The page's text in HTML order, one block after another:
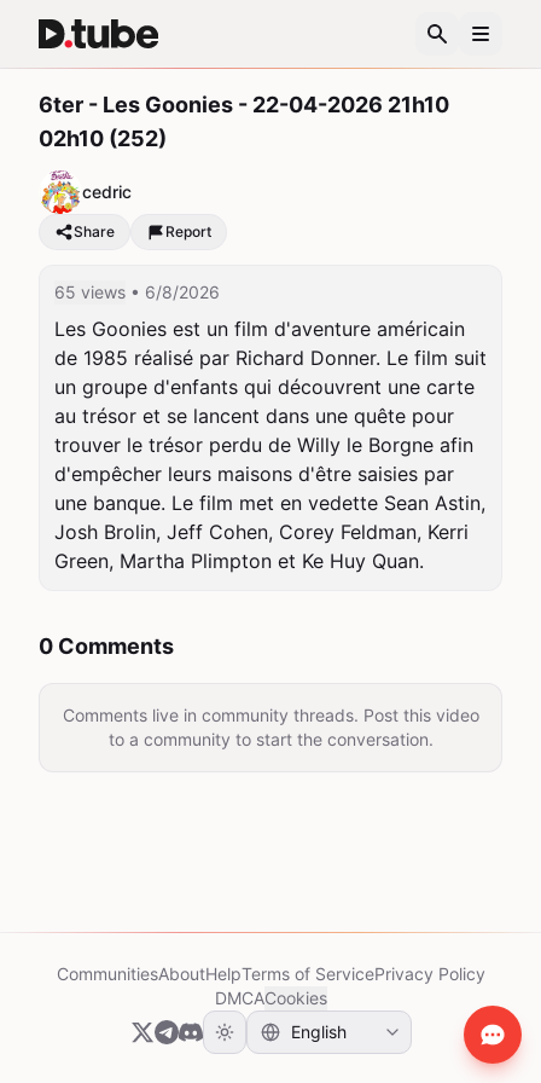
6ter - Les Goonies - 22-04-2026 21h10
02h10 (252)
cedric
Share Report
65 views • 6/8/2026
Les Goonies est un film d'aventure américain
de 1985 réalisé par Richard Donner. Le film suit
un groupe d'enfants qui découvrent une carte
au trésor et se lancent dans une quête pour
trouver le trésor perdu de Willy le Borgne afin
d'empêcher leurs maisons d'être saisies par
une banque. Le film met en vedette Sean Astin,
Josh Brolin, Jeff Cohen, Corey Feldman, Kerri
Green, Martha Plimpton et Ke Huy Quan.
0 Comments
Comments live in community threads. Post this video
to a community to start the conversation.
CommunitiesAboutHelpTerms of ServicePrivacy Policy
DMCACookies